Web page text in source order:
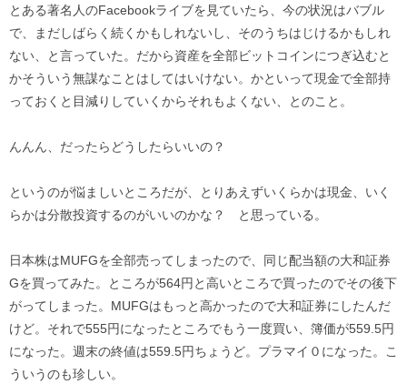
とある著名人のFacebookライブを見ていたら、今の状況はバブル
で、まだしばらく続くかもしれないし、そのうちはじけるかもしれ
ない、と言っていた。だから資産を全部ビットコインにつぎ込むと
かそういう無謀なことはしてはいけない。かといって現金で全部持
っておくと目減りしていくからそれもよくない、とのこと。
んんん、だったらどうしたらいいの？
というのが悩ましいところだが、とりあえずいくらかは現金、いく
らかは分散投資するのがいいのかな？ と思っている。
日本株はMUFGを全部売ってしまったので、同じ配当額の大和証券
Gを買ってみた。ところが564円と高いところで買ったのでその後下
がってしまった。MUFGはもっと高かったので大和証券にしたんだ
けど。それで555円になったところでもう一度買い、簿価が559.5円
になった。週末の終値は559.5円ちょうど。プラマイ０になった。こ
ういうのも珍しい。